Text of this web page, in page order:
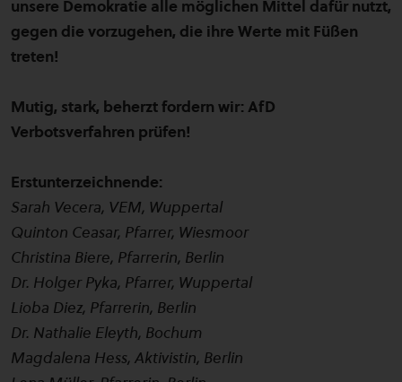
unsere Demokratie alle möglichen Mittel dafür nutzt,
gegen die vorzugehen, die ihre Werte mit Füßen
treten!
Mutig, stark, beherzt fordern wir: AfD
Verbotsverfahren prüfen!
Erstunterzeichnende:
Sarah Vecera, VEM, Wuppertal
Quinton Ceasar, Pfarrer, Wiesmoor
Christina Biere, Pfarrerin, Berlin
Dr. Holger Pyka, Pfarrer, Wuppertal
Lioba Diez, Pfarrerin, Berlin
Dr. Nathalie Eleyth, Bochum
Magdalena Hess, Aktivistin, Berlin